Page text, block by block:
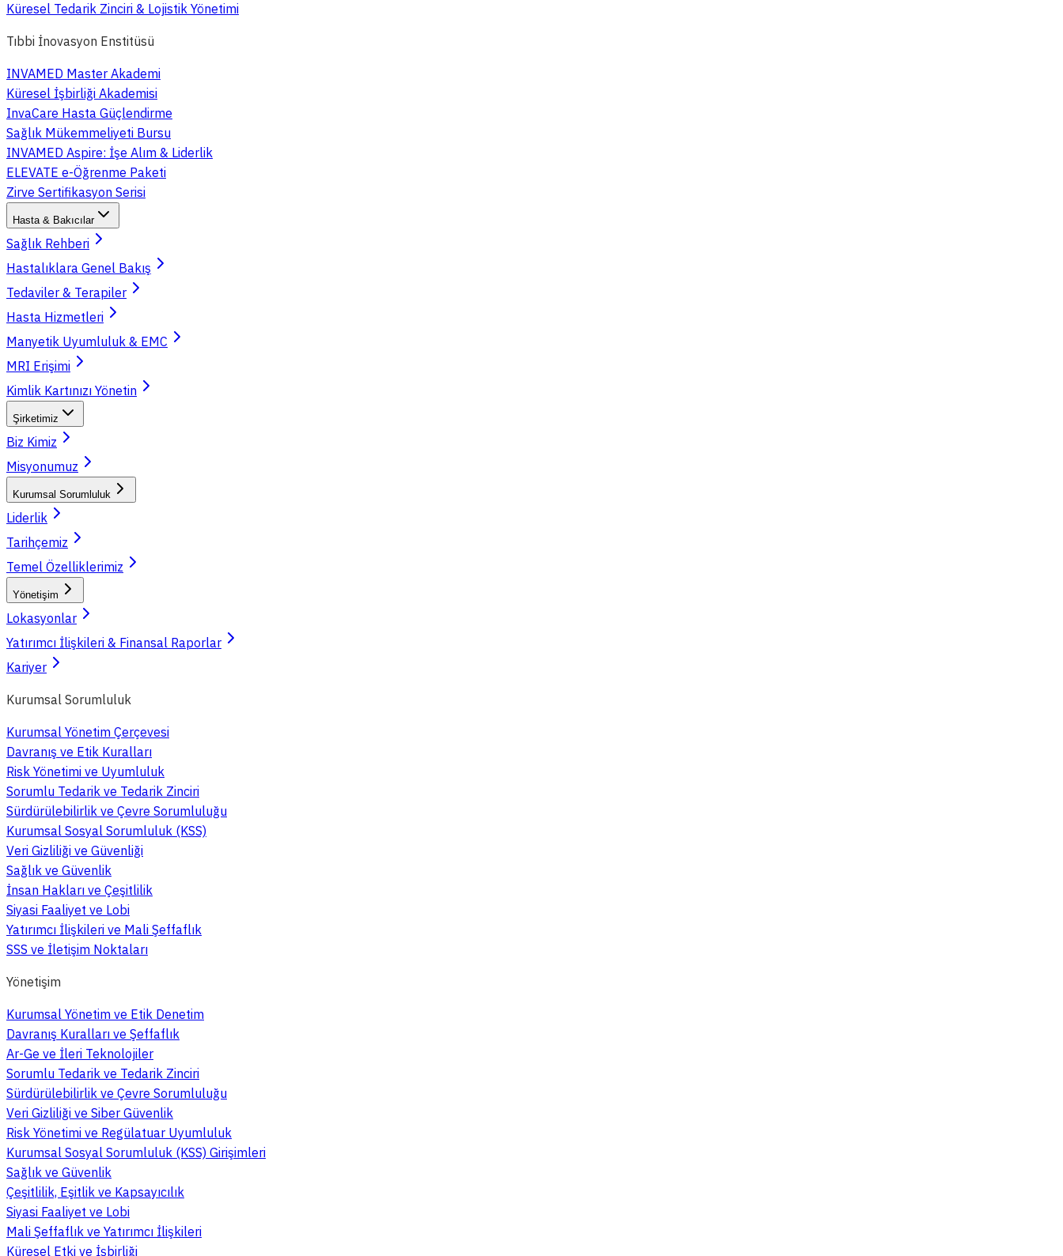
Küresel Tedarik Zinciri & Lojistik Yönetimi
Tıbbi İnovasyon Enstitüsü
INVAMED Master Akademi
Küresel İşbirliği Akademisi
InvaCare Hasta Güçlendirme
Sağlık Mükemmeliyeti Bursu
INVAMED Aspire: İşe Alım & Liderlik
ELEVATE e-Öğrenme Paketi
Zirve Sertifikasyon Serisi
Hasta & Bakıcılar
Sağlık Rehberi
Hastalıklara Genel Bakış
Tedaviler & Terapiler
Hasta Hizmetleri
Manyetik Uyumluluk & EMC
MRI Erişimi
Kimlik Kartınızı Yönetin
Şirketimiz
Biz Kimiz
Misyonumuz
Kurumsal Sorumluluk
Liderlik
Tarihçemiz
Temel Özelliklerimiz
Yönetişim
Lokasyonlar
Yatırımcı İlişkileri & Finansal Raporlar
Kariyer
Kurumsal Sorumluluk
Kurumsal Yönetim Çerçevesi
Davranış ve Etik Kuralları
Risk Yönetimi ve Uyumluluk
Sorumlu Tedarik ve Tedarik Zinciri
Sürdürülebilirlik ve Çevre Sorumluluğu
Kurumsal Sosyal Sorumluluk (KSS)
Veri Gizliliği ve Güvenliği
Sağlık ve Güvenlik
İnsan Hakları ve Çeşitlilik
Siyasi Faaliyet ve Lobi
Yatırımcı İlişkileri ve Mali Şeffaflık
SSS ve İletişim Noktaları
Yönetişim
Kurumsal Yönetim ve Etik Denetim
Davranış Kuralları ve Şeffaflık
Ar-Ge ve İleri Teknolojiler
Sorumlu Tedarik ve Tedarik Zinciri
Sürdürülebilirlik ve Çevre Sorumluluğu
Veri Gizliliği ve Siber Güvenlik
Risk Yönetimi ve Regülatuar Uyumluluk
Kurumsal Sosyal Sorumluluk (KSS) Girişimleri
Sağlık ve Güvenlik
Çeşitlilik, Eşitlik ve Kapsayıcılık
Siyasi Faaliyet ve Lobi
Mali Şeffaflık ve Yatırımcı İlişkileri
Küresel Etki ve İşbirliği